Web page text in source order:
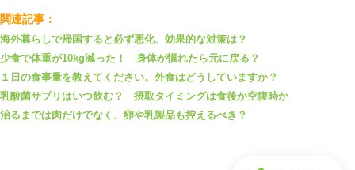
関連記事：
海外暮らしで帰国すると必ず悪化、効果的な対策は？
少食で体重が10kg減った！ 身体が慣れたら元に戻る？
１日の食事量を教えてください。外食はどうしていますか？
乳酸菌サプリはいつ飲む？ 摂取タイミングは食後か空腹時か
治るまでは肉だけでなく、卵や乳製品も控えるべき？